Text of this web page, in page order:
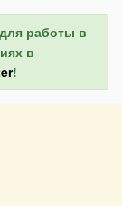
работы в
в
!